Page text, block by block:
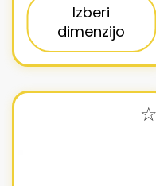
Izberi
dimenzijo